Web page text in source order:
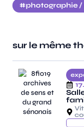
photographie /
sur le même